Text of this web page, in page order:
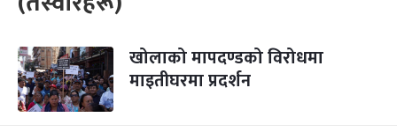
खोलाको मापदण्डको विरोधमा
माइतीघरमा प्रदर्शन